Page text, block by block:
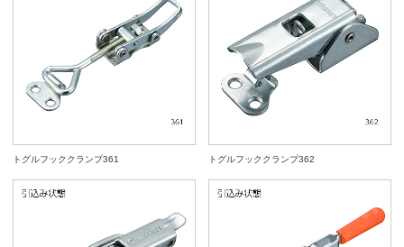
トグルフッククランプ361 トグルフッククランプ362